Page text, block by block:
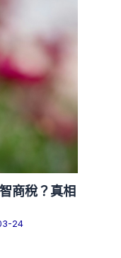
商稅？真相
24